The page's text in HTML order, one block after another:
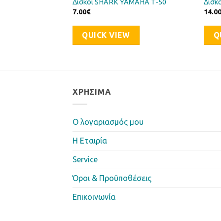
Δίσκοι SHARK YAMAHA T-50
7.00€
QUICK VIEW
ΧΡΉΣΙΜΑ
Ο λογαριασμός μου
Η Eταιρία
Service
Όροι & Προϋποθέσεις
Επικοινωνία